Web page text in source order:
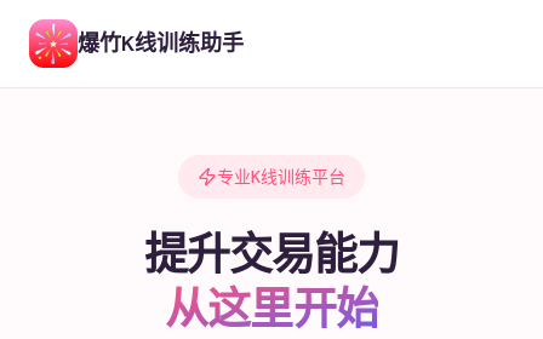
爆竹K线训练助手
专业K线训练平台
提升交易能力
从这里开始